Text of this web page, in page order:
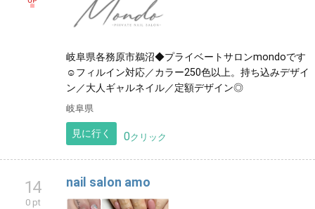
岐阜県各務原市鵜沼◆プライベートサロンmondoです
☺︎フィルイン対応／カラー250色以上。持ち込みデザイ
ン／大人ギャルネイル／定額デザイン◎
岐阜県
見に行く 0クリック
14
0 pt
nail salon amo